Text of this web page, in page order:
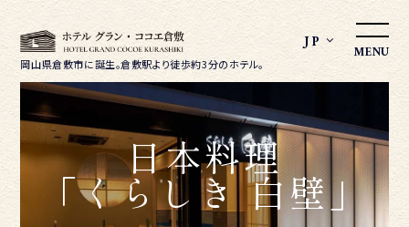
岡山県倉敷市に誕生。倉敷駅より徒歩約3分のホテル。
JP MENU
日本料理
「くらしき 白壁」